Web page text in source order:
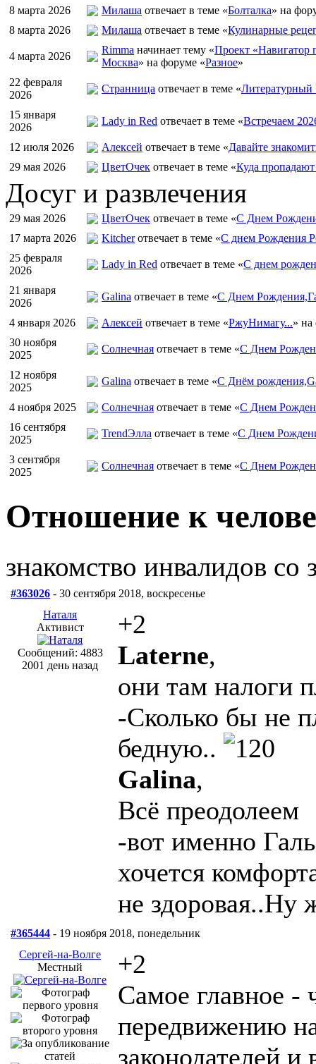
8 марта 2026
Милаша отвечает в теме «Болталка» на
8 марта 2026
Милаша отвечает в теме «Кулинарные
4 марта 2026
Rimma начинает тему «Проект «Навигатор
Москва» на форуме «Разное»
22 февраля
2026
Странница отвечает в теме «Литературный
15 января
2026
Lady in Red отвечает в теме «Встречаем
12 июля 2026 Алексей отвечает в теме «Давайте
29 мая 2026
ЦветOчек отвечает в теме «Куда
Досуг и развлечения
29 мая 2026 ЦветOчек отвечает в теме «С Днем
17 марта 2026
Kitcherотвечает в теме «С днем Рождения
25 февраля
2026
Lady in Red отвечает в теме «С днем
21 января
2026
Galina отвечает в теме «С Днем
4 января 2026 Алексей отвечает в теме «РжуНимагу...» на
30 ноября
2025
Солнечная отвечает в теме «С Днем
12 ноября
2025
Galina отвечает в теме «С Днём
4 ноября 2025 Солнечная отвечает в теме «С Днем
16 сентября
2025
TrendЭлла отвечает в теме «С Днем
3 сентября
2025
Солнечная отвечает в теме «С Днем
Отношение к
знакомство инвалидов со
#363026 - 30 сентября 2018, воскресенье
Наталя
Активист
Сообщений: 4883
2001 день назад
+2
Laterne,
они там налоги
-Сколько бы не
бедную..
Galina,
Всё преодолеем
-вот именно
хочется
не здоровая..Ну
#365444 - 19 ноября 2018, понедельник
Сергей-на-Волге
Местный
+2
Самое главное -
передвижению
законодателей и